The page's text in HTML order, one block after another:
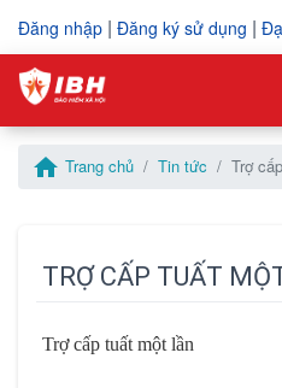
Đăng nhập | Đăng ký sử dụng |
home Trang chủ Tin tức Trợ
TRỢ CẤP TUẤT
Trợ cấp tuất một lần
Vui lòng điền thông tin yêu
Mã số thuế
Tên công ty*
Điền thông tin để gửi yêu
Mã số thuế
Họ và tên*